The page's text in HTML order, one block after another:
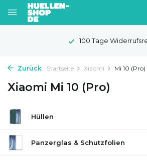
100 Tage
Zurück Startseite Xiaomi Mi 10 (Pro)
Xiaomi Mi 10 (Pro)
Hüllen
Panzerglas & Schutzfolien